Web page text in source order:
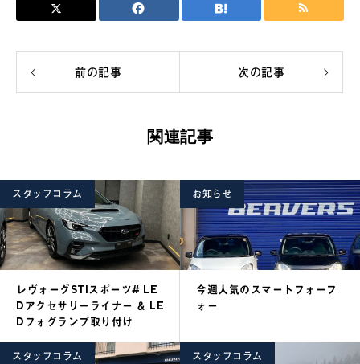
前の記事 次の記事
関連記事
スタッフコラム
レヴォーグSTIスポーツ# LE
Dアクセサリーライナー ＆ LE
Dフォグランプ取り付け
お知らせ
今週人気のスマートフォーフ
ォー
スタッフコラム スタッフコラム